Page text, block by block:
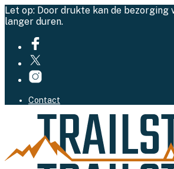
Let op: Door drukte kan de bezorging
langer duren.
Contact